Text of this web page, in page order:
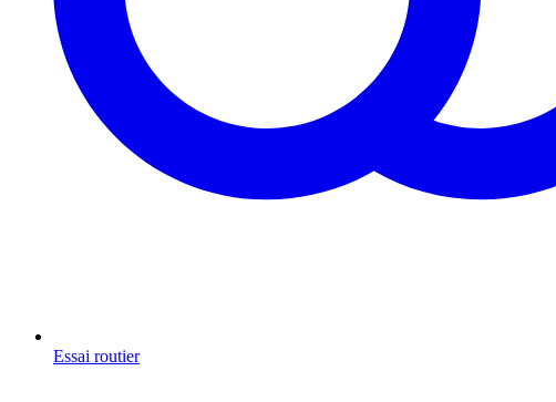
Essai routier